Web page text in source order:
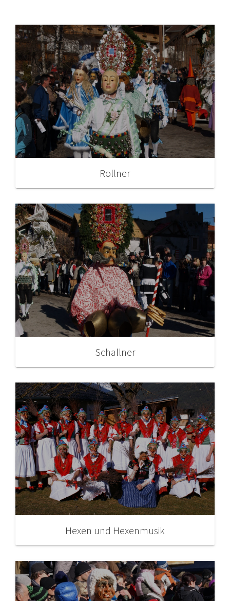
Rollner
Schallner
Hexen und Hexenmusik